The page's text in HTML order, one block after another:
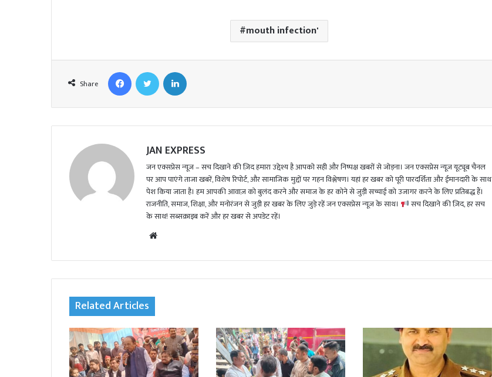
mouth infection'
Share
JAN EXPRESS
जन एक्सप्रेस न्यूज़ – सच दिखाने की ज़िद हमारा उद्देश्य है आपको सही और निष्पक्ष खबरों से जोड़ना। जन एक्सप्रेस न्यूज़ यूट्यूब चैनल
पर आप पाएंगे ताजा खबरें, विशेष रिपोर्ट, और सामाजिक मुद्दों पर गहन विश्लेषण। यहां हर खबर को पूरी पारदर्शिता और ईमानदारी के साथ
पेश किया जाता है। हम आपकी आवाज़ को बुलंद करने और समाज के हर कोने से जुड़ी सच्चाई को उजागर करने के लिए प्रतिबद्ध हैं।
राजनीति, समाज, शिक्षा, और मनोरंजन से जुड़ी हर खबर के लिए जुड़े रहें जन एक्सप्रेस न्यूज़ के साथ।
सच दिखाने की ज़िद, हर सच
के साथ! सब्सक्राइब करें और हर खबर से अपडेट रहें।
te
Related Articles